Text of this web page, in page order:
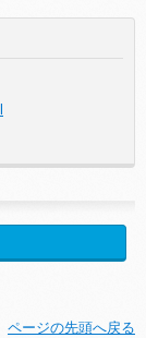
ページの先頭へ戻る